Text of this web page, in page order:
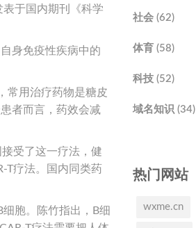
于国内期刊《科学
身免疫性疾病中的
常用治疗药物是糖皮
者而言，药效会减
受了这一疗法，健
T疗法。国内同类药
胞。陈竹指出，B细
社会 (62)
体育 (58)
科技 (52)
域名知识 (34)
热门网站
wxme.cn